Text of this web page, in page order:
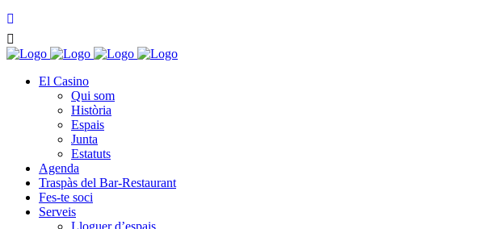
El Casino
Qui som
Història
Espais
Junta
Estatuts
Agenda
Traspàs del Bar-Restaurant
Fes-te soci
Serveis
Lloguer d’espais